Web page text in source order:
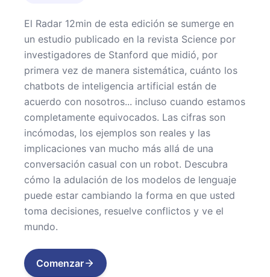
El Radar 12min de esta edición se sumerge en
un estudio publicado en la revista Science por
investigadores de Stanford que midió, por
primera vez de manera sistemática, cuánto los
chatbots de inteligencia artificial están de
acuerdo con nosotros... incluso cuando estamos
completamente equivocados. Las cifras son
incómodas, los ejemplos son reales y las
implicaciones van mucho más allá de una
conversación casual con un robot. Descubra
cómo la adulación de los modelos de lenguaje
puede estar cambiando la forma en que usted
toma decisiones, resuelve conflictos y ve el
mundo.
Comenzar